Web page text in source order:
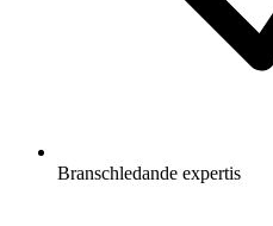
Branschledande expertis